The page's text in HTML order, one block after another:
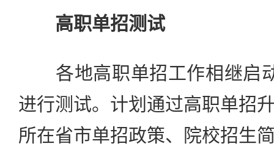
高职单招测试
各地高职单招工作相继启
进行测试。计划通过高职单招
所在省市单招政策、院校招生